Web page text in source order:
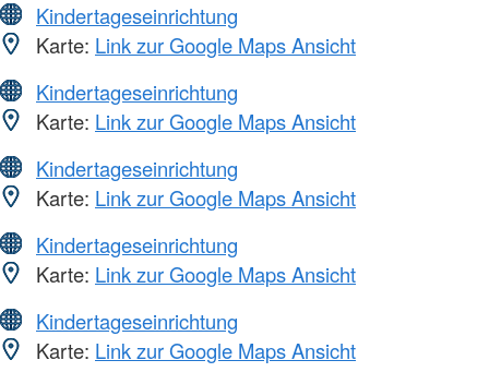
Kindertageseinrichtung
Karte: Link zur Google Maps Ansicht
Kindertageseinrichtung
Karte: Link zur Google Maps Ansicht
Kindertageseinrichtung
Karte: Link zur Google Maps Ansicht
Kindertageseinrichtung
Karte: Link zur Google Maps Ansicht
Kindertageseinrichtung
Karte: Link zur Google Maps Ansicht